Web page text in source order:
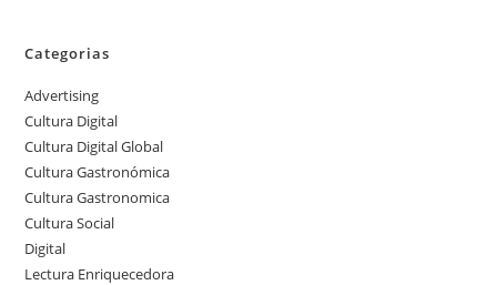
Categorias
Advertising
Cultura Digital
Cultura Digital Global
Cultura Gastronómica
Cultura Gastronomica
Cultura Social
Digital
Lectura Enriquecedora